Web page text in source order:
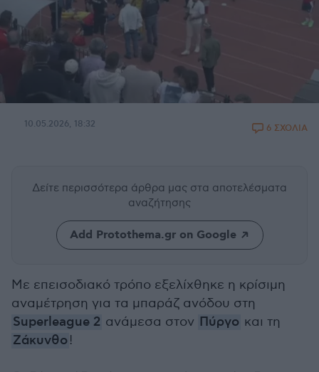
10.05.2026, 18:32 6 ΣΧΟΛΙΑ
Δείτε περισσότερα άρθρα μας στα αποτελέσματα
αναζήτησης
Add Protothema.gr on Google
Με επεισοδιακό τρόπο εξελίχθηκε η κρίσιμη
αναμέτρηση για τα μπαράζ ανόδου στη
Superleague 2 ανάμεσα στον Πύργο και τη
Ζάκυνθο!